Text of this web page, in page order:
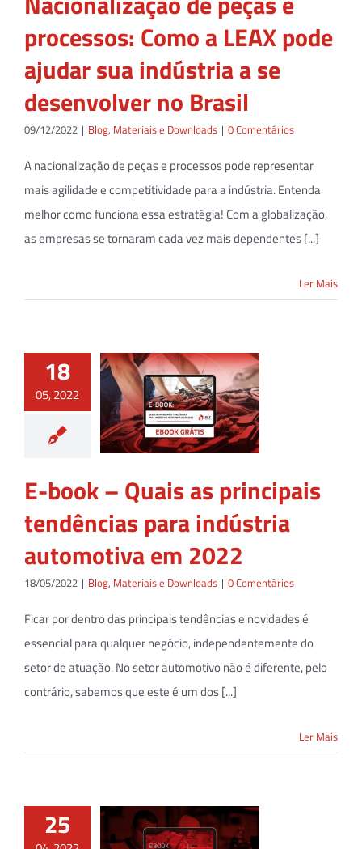
processos: Como a LEAX pode
ajudar sua indústria a se
desenvolver no Brasil
09/12/2022 | Blog, Materiais e Downloads | 0 Comentários
A nacionalização de peças e processos pode representar
mais agilidade e competitividade para a indústria. Entenda
melhor como funciona essa estratégia! Com a globalização,
as empresas se tornaram cada vez mais dependentes [...]
Ler Mais
18
05, 2022
E-book – Quais as principais
tendências para indústria
automotiva em 2022
18/05/2022 | Blog, Materiais e Downloads | 0 Comentários
Ficar por dentro das principais tendências e novidades é
essencial para qualquer negócio, independentemente do
setor de atuação. No setor automotivo não é diferente, pelo
contrário, sabemos que este é um dos [...]
Ler Mais
25